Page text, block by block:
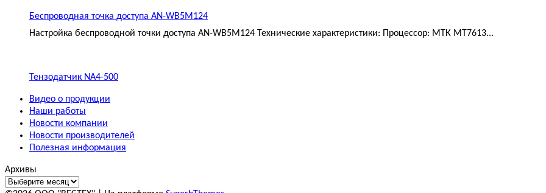
Беспроводная точка доступа AN-WB5M124
Настройка беспроводной точки доступа AN-WB5M124 Технические характеристики: Процессор: МТК MT7613...
Тензодатчик NA4-500
Видео о продукции
Наши работы
Новости компании
Новости производителей
Полезная информация
Архивы